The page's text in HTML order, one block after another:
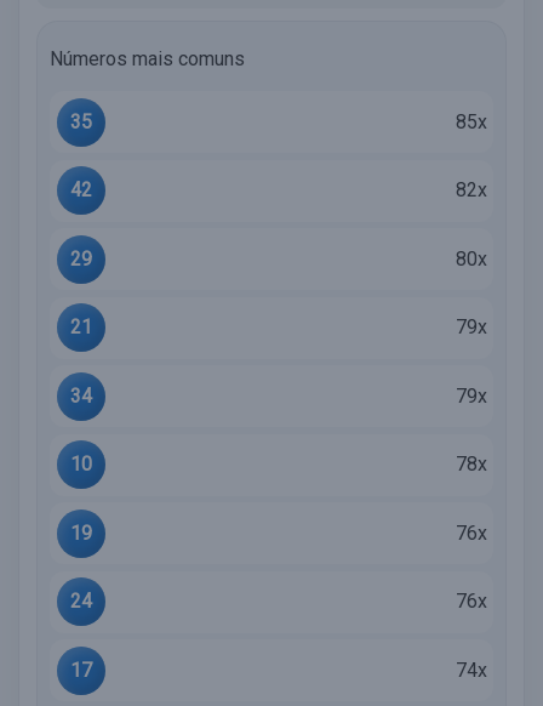
Números mais comuns
35 85x
42 82x
29 80x
21 79x
34 79x
10 78x
19 76x
24 76x
17 74x